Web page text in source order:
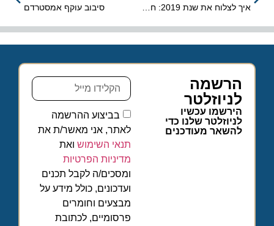
איך לצלוח את שנת 2019: חשבון נפש עסקי סיבוב עוקף אמסטרדם
הרשמה
לניוזלטר
הירשמו עכשיו
לניוזלטר שלנו כדי
להשאר מעודכנים
בביצוע ההרשמה
לאתר, אני מאשר/ת את
תנאי השימושואת
מדיניות הפרטיות
ומסכים/ה לקבל תכנים
ועדכונים, כולל מידע על
מבצעים וחומרים
פרסומיים, לכתובת